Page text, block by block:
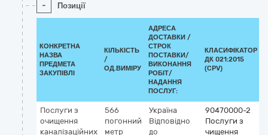
- Позиції
КОНКРЕТНА
НАЗВА
ПРЕДМЕТА
ЗАКУПІВЛІ
КІЛЬКІСТЬ
/
ОД.ВИМІРУ
АДРЕСА
ДОСТАВКИ /
СТРОК
ПОСТАВКИ/
ВИКОНАННЯ
РОБІТ/
НАДАННЯ
ПОСЛУГ:
КЛАСИФІКАТОР
ДК 021:2015
(CPV)
Послуги з
очищення
каналізаційних
566
погонний
метр
Україна
Відповідно
до
90470000-2
Послуги з
чищення